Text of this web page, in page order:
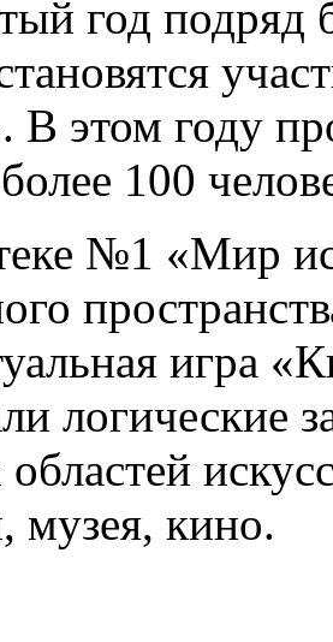
год подряд
В этом году
100
№1 «Мир
игра
логические
музея, кино.